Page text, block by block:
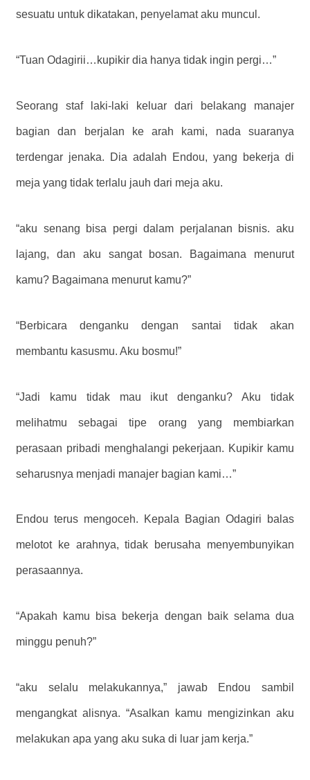
sesuatu untuk dikatakan, penyelamat aku muncul.
“Tuan Odagirii…kupikir dia hanya tidak ingin pergi…”
Seorang staf laki-laki keluar dari belakang manajer
bagian dan berjalan ke arah kami, nada suaranya
terdengar jenaka. Dia adalah Endou, yang bekerja di
meja yang tidak terlalu jauh dari meja aku.
“aku senang bisa pergi dalam perjalanan bisnis. aku
lajang, dan aku sangat bosan. Bagaimana menurut
kamu? Bagaimana menurut kamu?”
“Berbicara denganku dengan santai tidak akan
membantu kasusmu. Aku bosmu!”
“Jadi kamu tidak mau ikut denganku? Aku tidak
melihatmu sebagai tipe orang yang membiarkan
perasaan pribadi menghalangi pekerjaan. Kupikir kamu
seharusnya menjadi manajer bagian kami…”
Endou terus mengoceh. Kepala Bagian Odagiri balas
melotot ke arahnya, tidak berusaha menyembunyikan
perasaannya.
“Apakah kamu bisa bekerja dengan baik selama dua
minggu penuh?”
“aku selalu melakukannya,” jawab Endou sambil
mengangkat alisnya. “Asalkan kamu mengizinkan aku
melakukan apa yang aku suka di luar jam kerja.”